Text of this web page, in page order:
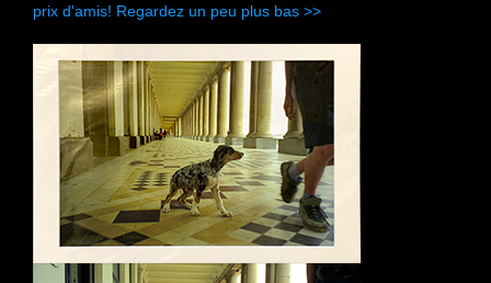
prix d'amis! Regardez un peu plus bas >>